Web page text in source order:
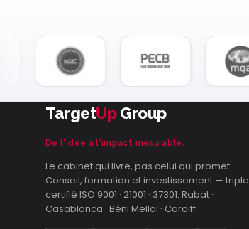
TargetUpGroup
De l'idée à l'impact mesurable.
Le cabinet qui livre, pas celui qui promet.
Conseil, formation et investissement — triple
certifié ISO 9001 · 21001 · 37301. Rabat ·
Casablanca · Béni Mellal · Cardiff.